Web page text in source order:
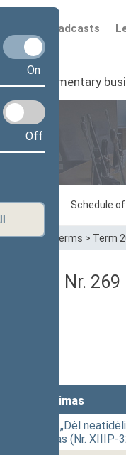
On
Off
broadcasts
I Parliamentary
sittings Schedule
terms > Term
posėdis Nr.
klausimas
rezoliucijos „Dėl
projektas (Nr. XIIIP-